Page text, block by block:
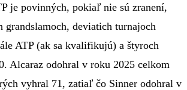
je povinných, pokiaľ nie sú zranení,
deviatich turnajoch
ATP (ak sa kvalifikujú) a štyroch
Alcaraz odohral v roku 2025 celkom
vyhral 71, zatiaľ čo Sinner odohral v